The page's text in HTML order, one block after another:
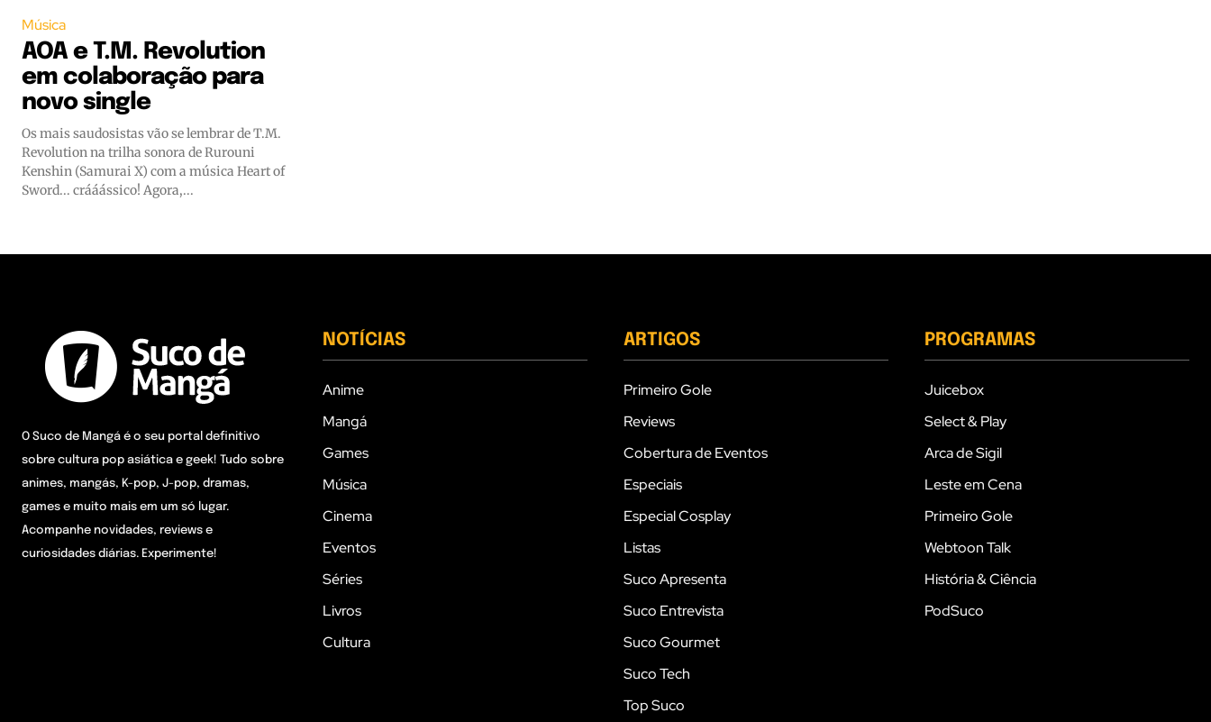
Música
AOA e T.M. Revolution
em colaboração para
novo single
Os mais saudosistas vão se lembrar de T.M.
Revolution na trilha sonora de Rurouni
Kenshin (Samurai X) com a música Heart of
Sword... crááássico! Agora,...
O Suco de Mangá é o seu portal definitivo
sobre cultura pop asiática e geek! Tudo sobre
animes, mangás, K-pop, J-pop, dramas,
games e muito mais em um só lugar.
Acompanhe novidades, reviews e
curiosidades diárias. Experimente!
NOTÍCIAS
Anime
Mangá
Games
Música
Cinema
Eventos
Séries
Livros
Cultura
ARTIGOS
Primeiro Gole
Reviews
Cobertura de Eventos
Especiais
Especial Cosplay
Listas
Suco Apresenta
Suco Entrevista
Suco Gourmet
Suco Tech
Top Suco
PROGRAMAS
Juicebox
Select & Play
Arca de Sigil
Leste em Cena
Primeiro Gole
Webtoon Talk
História & Ciência
PodSuco